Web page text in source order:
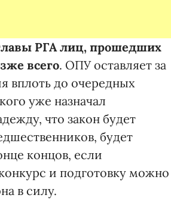
РГА лиц, прошедших
всего. ОПУ оставляет за
вплоть до очередных
уже назначал
что закон будет
будет
концов, если
и подготовку можно
в силу.